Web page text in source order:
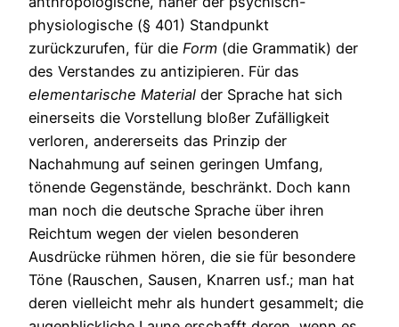
physiologische (§ 401) Standpunkt
zurückzurufen, für die Form (die Grammatik) der
des Verstandes zu antizipieren. Für das
elementarische Material der Sprache hat sich
einerseits die Vorstellung bloßer Zufälligkeit
verloren, andererseits das Prinzip der
Nachahmung auf seinen geringen Umfang,
tönende Gegenstände, beschränkt. Doch kann
man noch die deutsche Sprache über ihren
Reichtum wegen der vielen besonderen
Ausdrücke rühmen hören, die sie für besondere
Töne (Rauschen, Sausen, Knarren usf.; man hat
deren vielleicht mehr als hundert gesammelt; die